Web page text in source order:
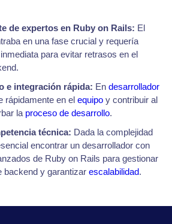
de expertos en Ruby on Rails: El
en una fase crucial y requería
para evitar retrasos en el
e integración rápida: En desarrollador
rápidamente en el equipo y contribuir al
la proceso de desarrollo.
técnica: Dada la complejidad
encontrar un desarrollador con
de Ruby on Rails para gestionar
backend y garantizar escalabilidad.